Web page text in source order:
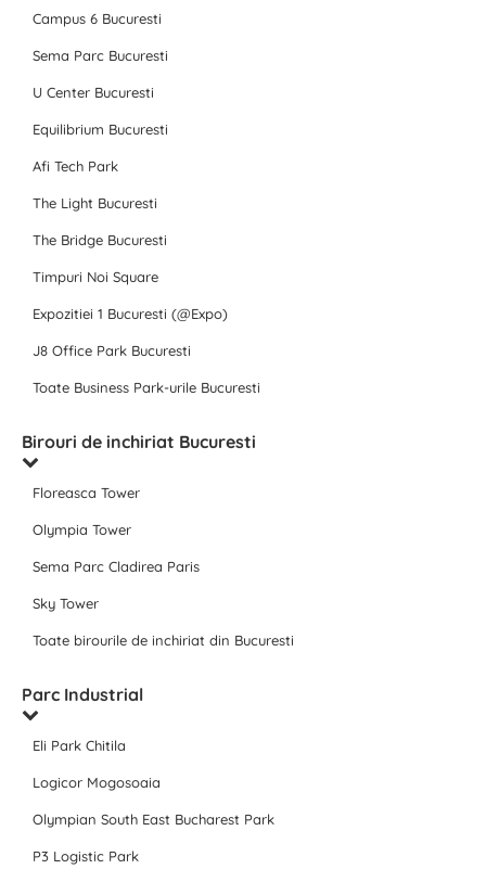
Campus 6 Bucuresti
Sema Parc Bucuresti
U Center Bucuresti
Equilibrium Bucuresti
Afi Tech Park
The Light Bucuresti
The Bridge Bucuresti
Timpuri Noi Square
Expozitiei 1 Bucuresti (@Expo)
J8 Office Park Bucuresti
Toate Business Park-urile Bucuresti
Birouri de inchiriat Bucuresti
Floreasca Tower
Olympia Tower
Sema Parc Cladirea Paris
Sky Tower
Toate birourile de inchiriat din Bucuresti
Parc Industrial
Eli Park Chitila
Logicor Mogosoaia
Olympian South East Bucharest Park
P3 Logistic Park